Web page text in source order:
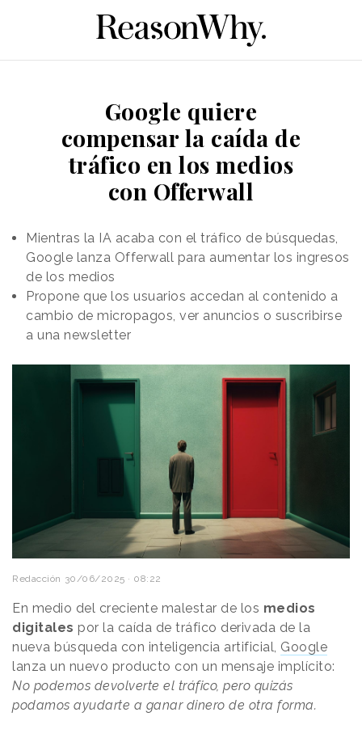
Google quiere
compensar la caída de
tráfico en los medios
con Offerwall
Mientras la IA acaba con el tráfico de búsquedas,
Google lanza Offerwall para aumentar los ingresos
de los medios
Propone que los usuarios accedan al contenido a
cambio de micropagos, ver anuncios o suscribirse
a una newsletter
Redacción 30/06/2025 · 08:22
En medio del creciente malestar de los medios
digitales por la caída de tráfico derivada de la
nueva búsqueda con inteligencia artificial, Google
lanza un nuevo producto con un mensaje implícito:
No podemos devolverte el tráfico, pero quizás
podamos ayudarte a ganar dinero de otra forma.